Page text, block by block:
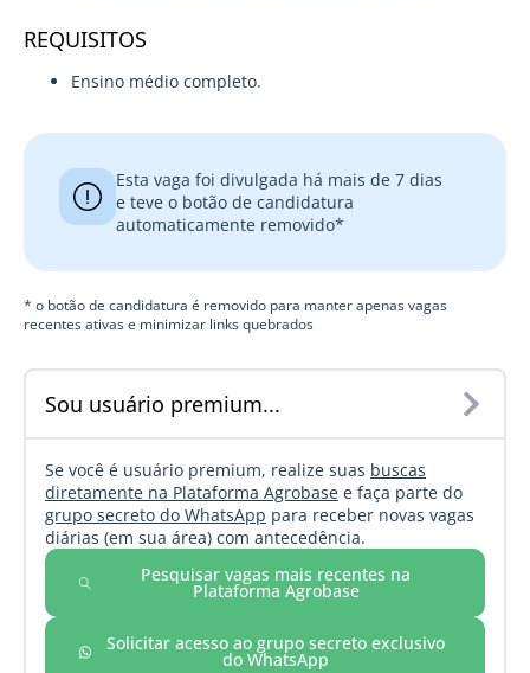
REQUISITOS
Ensino médio completo.
Esta vaga foi divulgada há mais de 7 dias
e teve o botão de candidatura
automaticamente removido*
* o botão de candidatura é removido para manter apenas vagas
recentes ativas e minimizar links quebrados
Sou usuário premium...
Se você é usuário premium, realize suas buscas
diretamente na Plataforma Agrobase e faça parte do
grupo secreto do WhatsApp para receber novas vagas
diárias (em sua área) com antecedência.
Pesquisar vagas mais recentes na
Plataforma Agrobase
Solicitar acesso ao grupo secreto exclusivo
do WhatsApp